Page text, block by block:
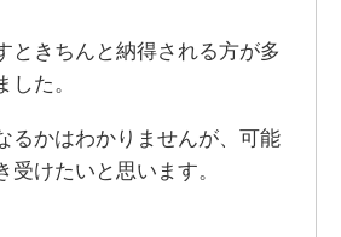
きちんと納得される方が多
した。
るかはわかりませんが、可能
受けたいと思います。